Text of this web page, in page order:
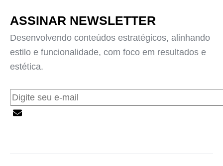
ASSINAR NEWSLETTER
Desenvolvendo conteúdos estratégicos, alinhando
estilo e funcionalidade, com foco em resultados e
estética.